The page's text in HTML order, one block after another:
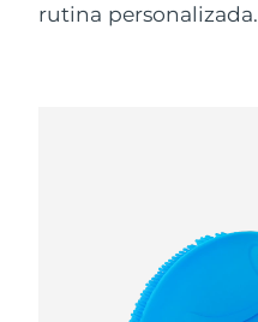
rutina personalizada.